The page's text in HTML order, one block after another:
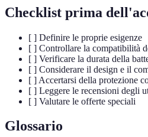
Checklist prima
[ ] Definire le proprie esigenze
[ ] Controllare la compatibilità
[ ] Verificare la durata della
[ ] Considerare il design e il
[ ] Accertarsi della protezione
[ ] Leggere le recensioni degli
[ ] Valutare le offerte speciali
Glossario